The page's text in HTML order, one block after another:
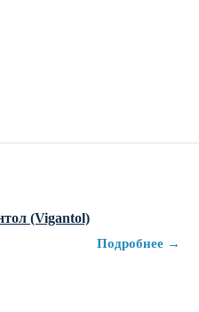
(Vigantol)
Подробнее →